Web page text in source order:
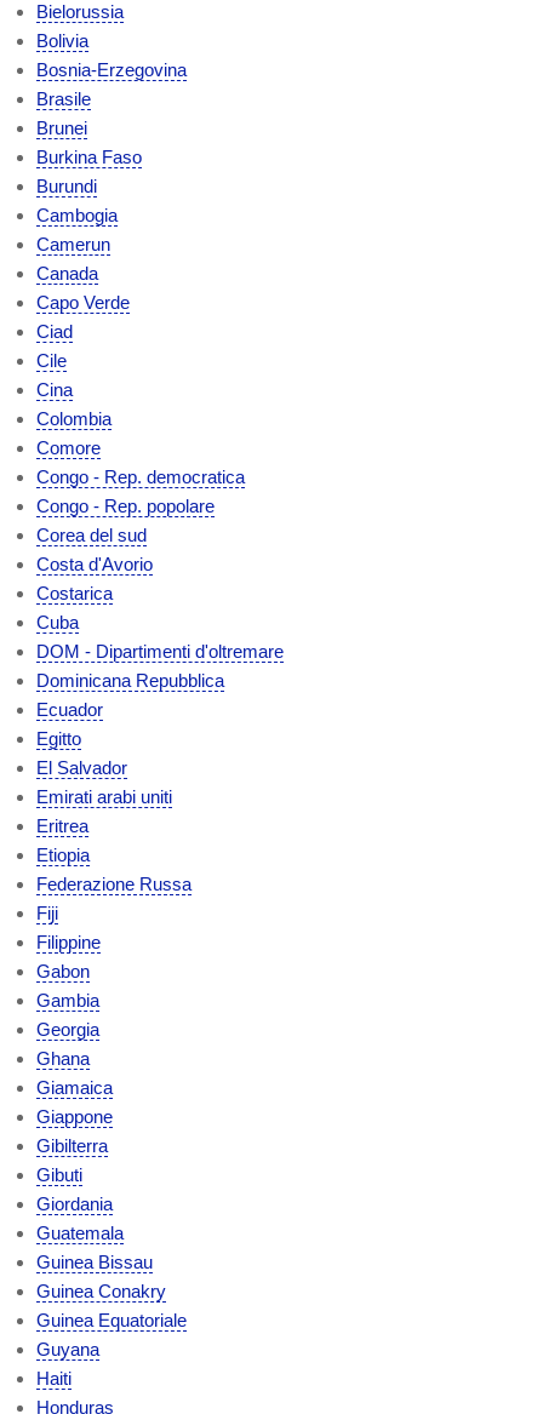
Bielorussia
Bolivia
Bosnia-Erzegovina
Brasile
Brunei
Burkina Faso
Burundi
Cambogia
Camerun
Canada
Capo Verde
Ciad
Cile
Cina
Colombia
Comore
Congo - Rep. democratica
Congo - Rep. popolare
Corea del sud
Costa d'Avorio
Costarica
Cuba
DOM - Dipartimenti d'oltremare
Dominicana Repubblica
Ecuador
Egitto
El Salvador
Emirati arabi uniti
Eritrea
Etiopia
Federazione Russa
Fiji
Filippine
Gabon
Gambia
Georgia
Ghana
Giamaica
Giappone
Gibilterra
Gibuti
Giordania
Guatemala
Guinea Bissau
Guinea Conakry
Guinea Equatoriale
Guyana
Haiti
Honduras